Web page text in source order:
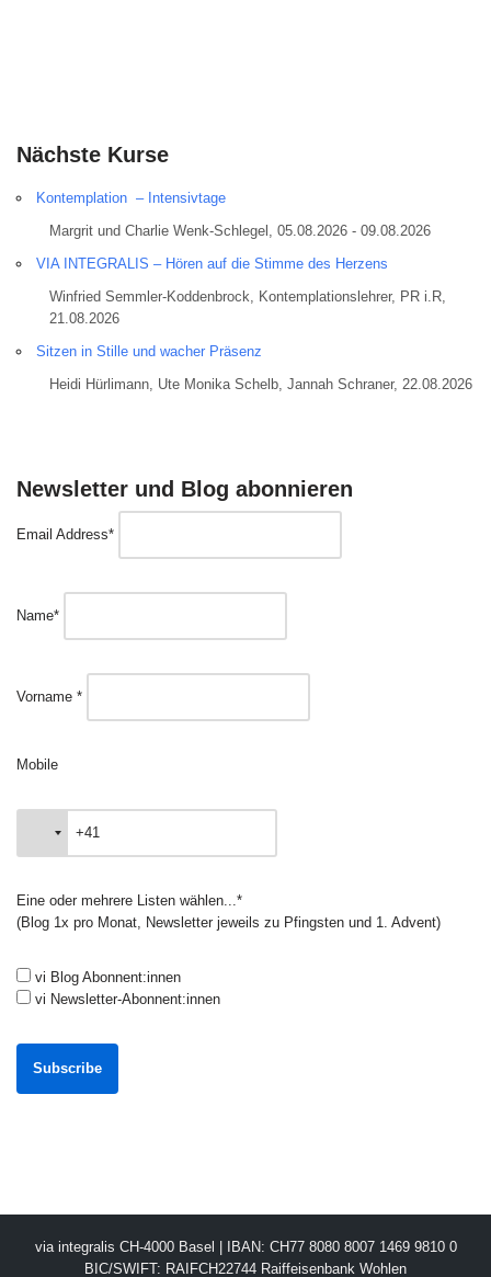
Nächste Kurse
Kontemplation – Intensivtage
Margrit und Charlie Wenk-Schlegel, 05.08.2026 - 09.08.2026
VIA INTEGRALIS – Hören auf die Stimme des Herzens
Winfried Semmler-Koddenbrock, Kontemplationslehrer, PR i.R,
21.08.2026
Sitzen in Stille und wacher Präsenz
Heidi Hürlimann, Ute Monika Schelb, Jannah Schraner, 22.08.2026
Newsletter und Blog abonnieren
Email Address*
Name*
Vorname *
Mobile
Eine oder mehrere Listen wählen...*
(Blog 1x pro Monat, Newsletter jeweils zu Pfingsten und 1. Advent)
vi Blog Abonnent:innen
vi Newsletter-Abonnent:innen
via integralis CH-4000 Basel | IBAN: CH77 8080 8007 1469 9810 0
BIC/SWIFT: RAIFCH22744 Raiffeisenbank Wohlen